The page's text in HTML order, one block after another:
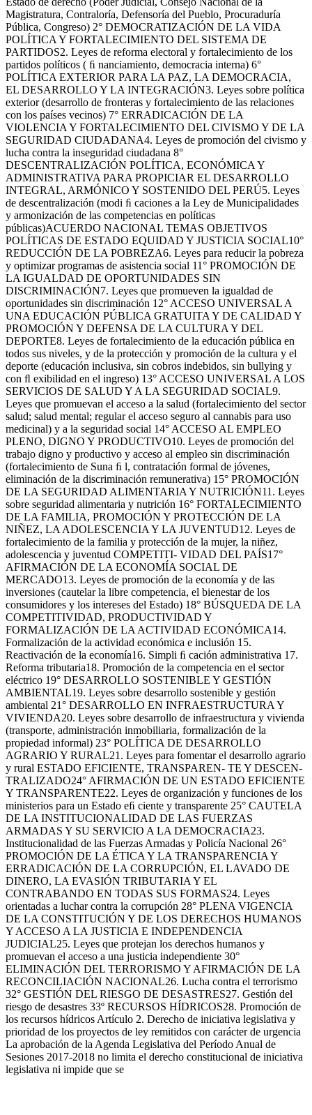
Magistratura, Contraloría, Defensoría del Pueblo, Procuraduría
Pública, Congreso) 2° DEMOCRATIZACIÓN DE LA VIDA
POLÍTICA Y FORTALECIMIENTO DEL SISTEMA DE
PARTIDOS2. Leyes de reforma electoral y fortalecimiento de los
partidos políticos ( ﬁ nanciamiento, democracia interna) 6°
POLÍTICA EXTERIOR PARA LA PAZ, LA DEMOCRACIA,
EL DESARROLLO Y LA INTEGRACIÓN3. Leyes sobre política
exterior (desarrollo de fronteras y fortalecimiento de las relaciones
con los países vecinos) 7° ERRADICACIÓN DE LA
VIOLENCIA Y FORTALECIMIENTO DEL CIVISMO Y DE LA
SEGURIDAD CIUDADANA4. Leyes de promoción del civismo y
lucha contra la inseguridad ciudadana 8°
DESCENTRALIZACIÓN POLÍTICA, ECONÓMICA Y
ADMINISTRATIVA PARA PROPICIAR EL DESARROLLO
INTEGRAL, ARMÓNICO Y SOSTENIDO DEL PERÚ5. Leyes
de descentralización (modi ﬁ caciones a la Ley de Municipalidades
y armonización de las competencias en políticas
públicas)ACUERDO NACIONAL TEMAS OBJETIVOS
POLÍTICAS DE ESTADO EQUIDAD Y JUSTICIA SOCIAL10°
REDUCCIÓN DE LA POBREZA6. Leyes para reducir la pobreza
y optimizar programas de asistencia social 11° PROMOCIÓN DE
LA IGUALDAD DE OPORTUNIDADES SIN
DISCRIMINACIÓN7. Leyes que promueven la igualdad de
oportunidades sin discriminación 12° ACCESO UNIVERSAL A
UNA EDUCACIÓN PÚBLICA GRATUITA Y DE CALIDAD Y
PROMOCIÓN Y DEFENSA DE LA CULTURA Y DEL
DEPORTE8. Leyes de fortalecimiento de la educación pública en
todos sus niveles, y de la protección y promoción de la cultura y el
deporte (educación inclusiva, sin cobros indebidos, sin bullying y
con ﬂ exibilidad en el ingreso) 13° ACCESO UNIVERSAL A LOS
SERVICIOS DE SALUD Y A LA SEGURIDAD SOCIAL9.
Leyes que promuevan el acceso a la salud (fortalecimiento del sector
salud; salud mental; regular el acceso seguro al cannabis para uso
medicinal) y a la seguridad social 14° ACCESO AL EMPLEO
PLENO, DIGNO Y PRODUCTIVO10. Leyes de promoción del
trabajo digno y productivo y acceso al empleo sin discriminación
(fortalecimiento de Suna ﬁ l, contratación formal de jóvenes,
eliminación de la discriminación remunerativa) 15° PROMOCIÓN
DE LA SEGURIDAD ALIMENTARIA Y NUTRICIÓN11. Leyes
sobre seguridad alimentaria y nutrición 16° FORTALECIMIENTO
DE LA FAMILIA, PROMOCIÓN Y PROTECCIÓN DE LA
NIÑEZ, LA ADOLESCENCIA Y LA JUVENTUD12. Leyes de
fortalecimiento de la familia y protección de la mujer, la niñez,
adolescencia y juventud COMPETITI- VIDAD DEL PAÍS17°
AFIRMACIÓN DE LA ECONOMÍA SOCIAL DE
MERCADO13. Leyes de promoción de la economía y de las
inversiones (cautelar la libre competencia, el bienestar de los
consumidores y los intereses del Estado) 18° BÚSQUEDA DE LA
COMPETITIVIDAD, PRODUCTIVIDAD Y
FORMALIZACIÓN DE LA ACTIVIDAD ECONÓMICA14.
Formalización de la actividad económica e inclusión 15.
Reactivación de la economía16. Simpli ﬁ cación administrativa 17.
Reforma tributaria18. Promoción de la competencia en el sector
eléctrico 19° DESARROLLO SOSTENIBLE Y GESTIÓN
AMBIENTAL19. Leyes sobre desarrollo sostenible y gestión
ambiental 21° DESARROLLO EN INFRAESTRUCTURA Y
VIVIENDA20. Leyes sobre desarrollo de infraestructura y vivienda
(transporte, administración inmobiliaria, formalización de la
propiedad informal) 23° POLÍTICA DE DESARROLLO
AGRARIO Y RURAL21. Leyes para fomentar el desarrollo agrario
y rural ESTADO EFICIENTE, TRANSPAREN- TE Y DESCEN-
TRALIZADO24° AFIRMACIÓN DE UN ESTADO EFICIENTE
Y TRANSPARENTE22. Leyes de organización y funciones de los
ministerios para un Estado eﬁ ciente y transparente 25° CAUTELA
DE LA INSTITUCIONALIDAD DE LAS FUERZAS
ARMADAS Y SU SERVICIO A LA DEMOCRACIA23.
Institucionalidad de las Fuerzas Armadas y Policía Nacional 26°
PROMOCIÓN DE LA ÉTICA Y LA TRANSPARENCIA Y
ERRADICACIÓN DE LA CORRUPCIÓN, EL LAVADO DE
DINERO, LA EVASIÓN TRIBUTARIA Y EL
CONTRABANDO EN TODAS SUS FORMAS24. Leyes
orientadas a luchar contra la corrupción 28° PLENA VIGENCIA
DE LA CONSTITUCIÓN Y DE LOS DERECHOS HUMANOS
Y ACCESO A LA JUSTICIA E INDEPENDENCIA
JUDICIAL25. Leyes que protejan los derechos humanos y
promuevan el acceso a una justicia independiente 30°
ELIMINACIÓN DEL TERRORISMO Y AFIRMACIÓN DE LA
RECONCILIACIÓN NACIONAL26. Lucha contra el terrorismo
32° GESTIÓN DEL RIESGO DE DESASTRES27. Gestión del
riesgo de desastres 33º RECURSOS HÍDRICOS28. Promoción de
los recursos hídricos Artículo 2. Derecho de iniciativa legislativa y
prioridad de los proyectos de ley remitidos con carácter de urgencia
La aprobación de la Agenda Legislativa del Período Anual de
Sesiones 2017-2018 no limita el derecho constitucional de iniciativa
legislativa ni impide que se